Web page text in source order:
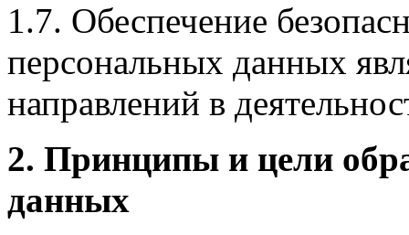
1.7. Обеспечение
персональных данных
направлений в
2. Принципы и цели
данных